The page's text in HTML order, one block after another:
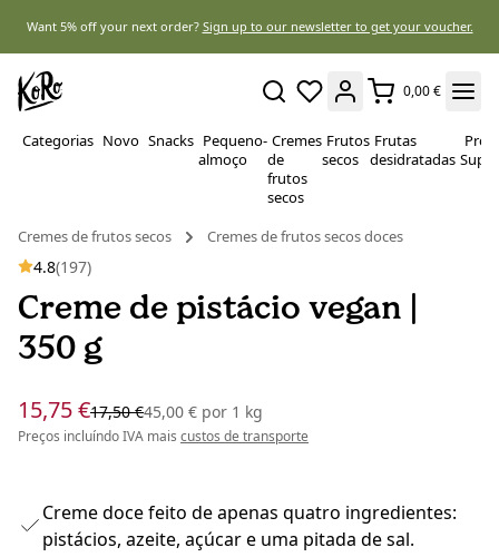
Want 5% off your next order? Sign up to our newsletter to get your voucher.
0,00 €
Categorias Novo Snacks Pequeno-
almoço
Cremes
de
frutos
secos
Frutos
secos
Frutas
desidratadas
Cremes de frutos secos Cremes de frutos secos doces
4.8(197)
Creme de pistácio vegan |
350 g
15,75 €17,50 €45,00 € por 1 kg
Preços incluíndo IVA mais custos de transporte
Creme doce feito de apenas quatro ingredientes:
pistácios, azeite, açúcar e uma pitada de sal.